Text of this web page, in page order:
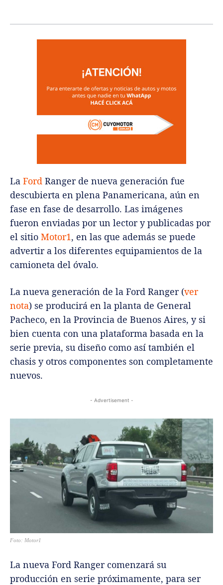
La Ford Ranger de nueva generación fue
descubierta en plena Panamericana, aún en
fase en fase de desarrollo. Las imágenes
fueron enviadas por un lector y publicadas por
el sitio Motor1, en las que además se puede
advertir a los diferentes equipamientos de la
camioneta del óvalo.
La nueva generación de la Ford Ranger (ver
nota) se producirá en la planta de General
Pacheco, en la Provincia de Buenos Aires, y si
bien cuenta con una plataforma basada en la
serie previa, su diseño como así también el
chasis y otros componentes son completamente
nuevos.
- Advertisement -
Foto: Motor1
La nueva Ford Ranger comenzará su
producción en serie próximamente, para ser